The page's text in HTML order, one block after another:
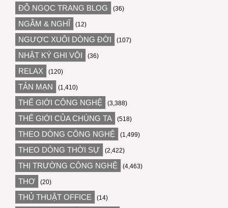
ĐỖ NGỌC TRANG BLOG (36)
NGẪM & NGHĨ (12)
NGƯỢC XUÔI DÒNG ĐỜI (107)
NHẬT KÝ GHI VỘI (36)
RELAX (120)
TẢN MẠN (1,410)
THẾ GIỚI CÔNG NGHỆ (3,388)
THẾ GIỚI CỦA CHÚNG TA (518)
THEO DÒNG CÔNG NGHỆ (1,499)
THEO DÒNG THỜI SỰ (2,422)
THỊ TRƯỜNG CÔNG NGHỆ (4,463)
THƠ (20)
THỦ THUẬT OFFICE (14)